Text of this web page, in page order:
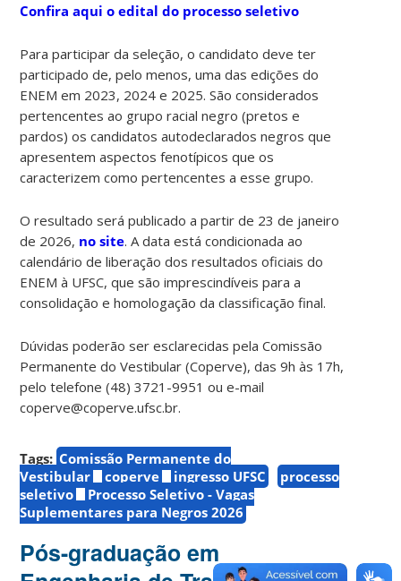
Confira aqui o edital do processo seletivo
Para participar da seleção, o candidato deve ter
participado de, pelo menos, uma das edições do
ENEM em 2023, 2024 e 2025. São considerados
pertencentes ao grupo racial negro (pretos e
pardos) os candidatos autodeclarados negros que
apresentem aspectos fenotípicos que os
caracterizem como pertencentes a esse grupo.
O resultado será publicado a partir de 23 de janeiro
de 2026, no site. A data está condicionada ao
calendário de liberação dos resultados oficiais do
ENEM à UFSC, que são imprescindíveis para a
consolidação e homologação da classificação final.
Dúvidas poderão ser esclarecidas pela Comissão
Permanente do Vestibular (Coperve), das 9h às 17h,
pelo telefone (48) 3721-9951 ou e-mail
coperve@coperve.ufsc.br.
Tags: Comissão Permanente do
Vestibular
coperve ingresso UFSC
processo
seletivo
Processo Seletivo - Vagas
Suplementares para Negros 2026
Pós-graduação em